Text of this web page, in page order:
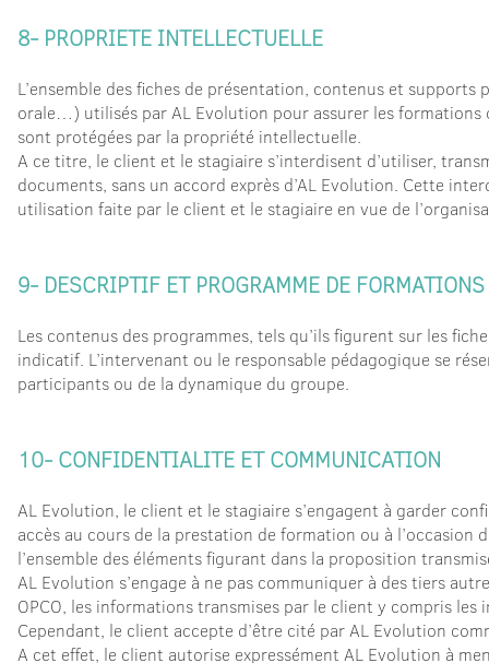
8- PROPRIETE INTELLECTUELLE
L’ensemble des fiches de présentation, contenus et
orale…) utilisés par AL Evolution pour assurer les
sont protégées par la propriété intellectuelle.
A ce titre, le client et le stagiaire s’interdisent d’utiliser,
documents, sans un accord exprès d’AL Evolution. Cette
utilisation faite par le client et le stagiaire en vue de
9- DESCRIPTIF ET PROGRAMME DE FORMATIONS
Les contenus des programmes, tels qu’ils figurent sur les
indicatif. L’intervenant ou le responsable pédagogique se
participants ou de la dynamique du groupe.
10- CONFIDENTIALITE ET COMMUNICATION
AL Evolution, le client et le stagiaire s’engagent à garder
accès au cours de la prestation de formation ou à
l’ensemble des éléments figurant dans la proposition
AL Evolution s’engage à ne pas communiquer à des tiers
OPCO, les informations transmises par le client y compris
Cependant, le client accepte d’être cité par AL Evolution
A cet effet, le client autorise expressément AL Evolution à